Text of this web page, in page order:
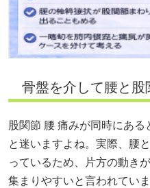
骨盤を介して腰と股
股関節 腰 痛みが同時にある
と迷いますよね。実際、腰
っているため、片方の動き
集まりやすいと言われてい